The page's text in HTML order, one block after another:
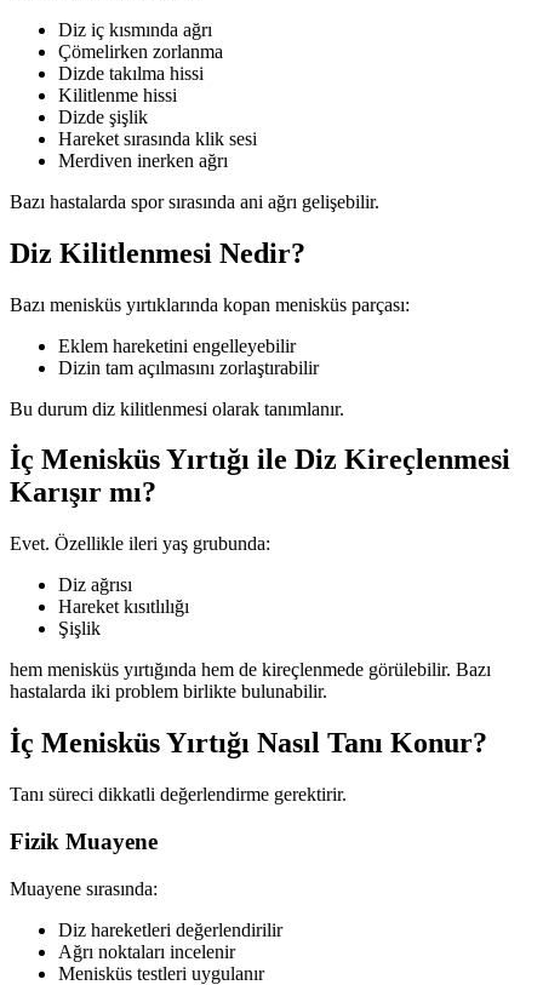
Diz iç kısmında ağrı
Çömelirken zorlanma
Dizde takılma hissi
Kilitlenme hissi
Dizde şişlik
Hareket sırasında klik sesi
Merdiven inerken ağrı
Bazı hastalarda spor sırasında ani ağrı gelişebilir.
Diz Kilitlenmesi Nedir?
Bazı menisküs yırtıklarında kopan menisküs parçası:
Eklem hareketini engelleyebilir
Dizin tam açılmasını zorlaştırabilir
Bu durum diz kilitlenmesi olarak tanımlanır.
İç Menisküs Yırtığı ile Diz Kireçlenmesi
Karışır mı?
Evet. Özellikle ileri yaş grubunda:
Diz ağrısı
Hareket kısıtlılığı
Şişlik
hem menisküs yırtığında hem de kireçlenmede görülebilir. Bazı
hastalarda iki problem birlikte bulunabilir.
İç Menisküs Yırtığı Nasıl Tanı Konur?
Tanı süreci dikkatli değerlendirme gerektirir.
Fizik Muayene
Muayene sırasında:
Diz hareketleri değerlendirilir
Ağrı noktaları incelenir
Menisküs testleri uygulanır